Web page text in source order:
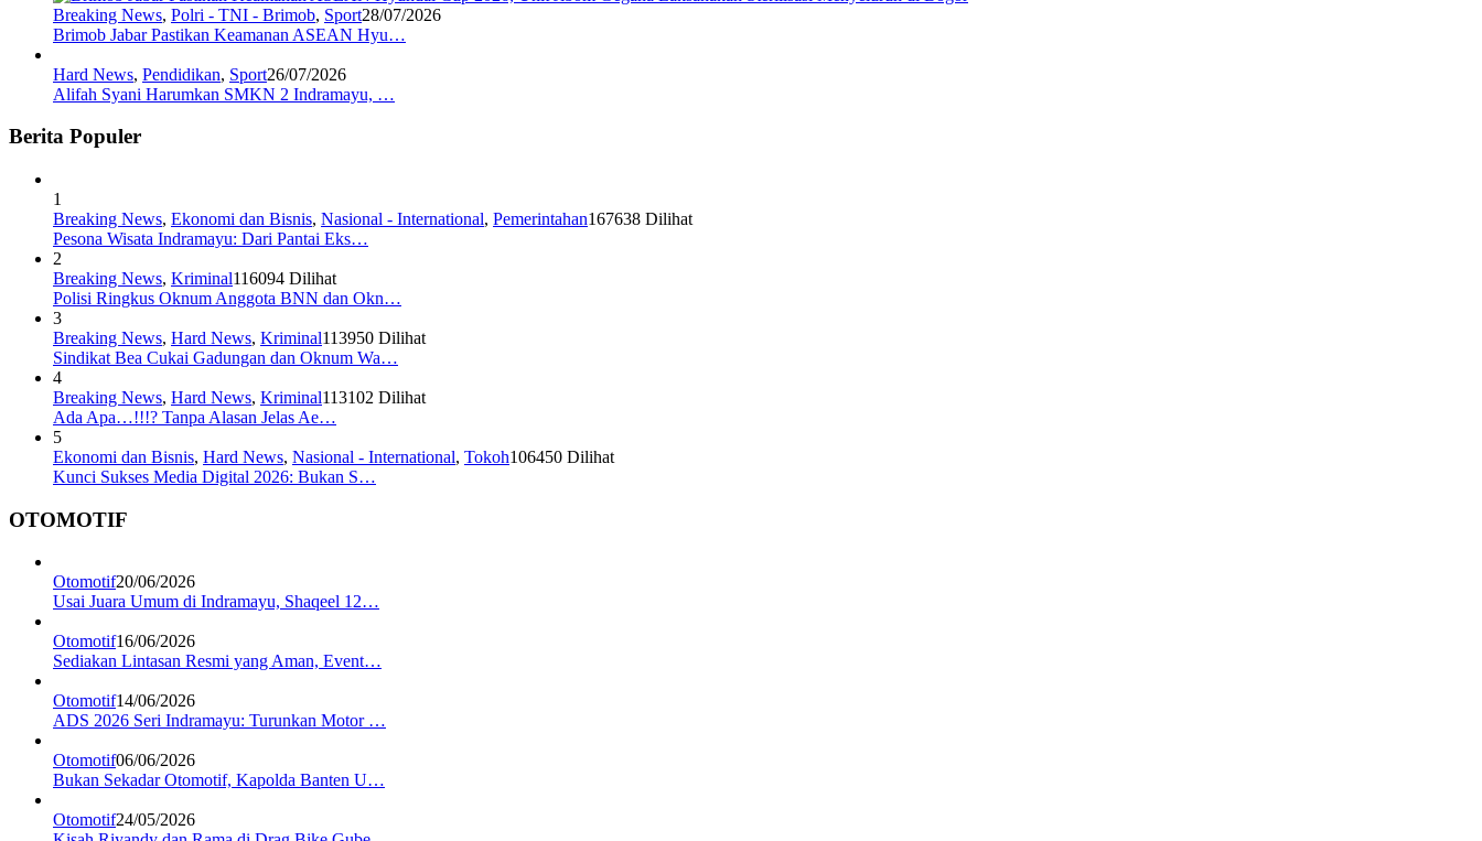
Breaking News, Polri - TNI - Brimob, Sport28/07/2026
Brimob Jabar Pastikan Keamanan ASEAN Hyu…
Hard News, Pendidikan, Sport26/07/2026
Alifah Syani Harumkan SMKN 2 Indramayu, …
Berita Populer
1
Breaking News, Ekonomi dan Bisnis, Nasional - International, Pemerintahan167638 Dilihat
Pesona Wisata Indramayu: Dari Pantai Eks…
2
Breaking News, Kriminal116094 Dilihat
Polisi Ringkus Oknum Anggota BNN dan Okn…
3
Breaking News, Hard News, Kriminal113950 Dilihat
Sindikat Bea Cukai Gadungan dan Oknum Wa…
4
Breaking News, Hard News, Kriminal113102 Dilihat
Ada Apa…!!!? Tanpa Alasan Jelas Ae…
5
Ekonomi dan Bisnis, Hard News, Nasional - International, Tokoh106450 Dilihat
Kunci Sukses Media Digital 2026: Bukan S…
OTOMOTIF
Otomotif20/06/2026
Usai Juara Umum di Indramayu, Shaqeel 12…
Otomotif16/06/2026
Sediakan Lintasan Resmi yang Aman, Event…
Otomotif14/06/2026
ADS 2026 Seri Indramayu: Turunkan Motor …
Otomotif06/06/2026
Bukan Sekadar Otomotif, Kapolda Banten U…
Otomotif24/05/2026